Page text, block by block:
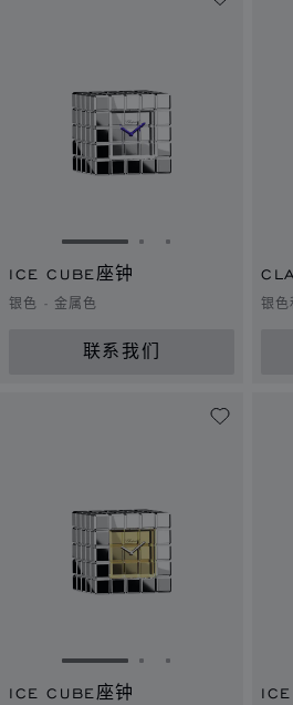
转到幻灯片 1转到幻灯片 2
转到幻灯片 3
ICE CUBE座钟
银色 - 金属色
联系我们
银色
转到幻灯片 1转到幻灯片 2
转到幻灯片 3
ICE CUBE座钟